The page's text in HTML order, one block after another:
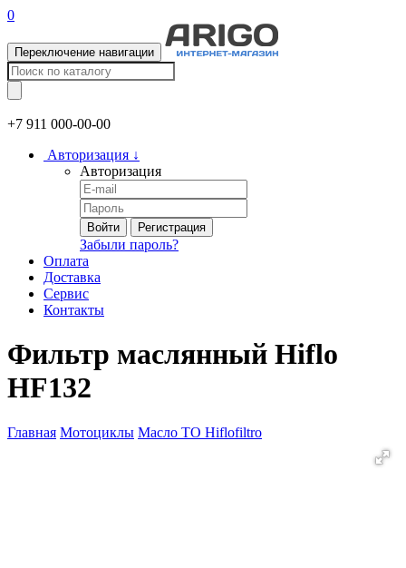
0
Переключение навигации
+7 911 000-00-00
Авторизация ↓
Авторизация
Войти Регистрация
Забыли пароль?
Оплата
Доставка
Сервис
Контакты
Фильтр маслянный Hiflo
HF132
Главная Мотоциклы Масло ТО Hiflofiltro